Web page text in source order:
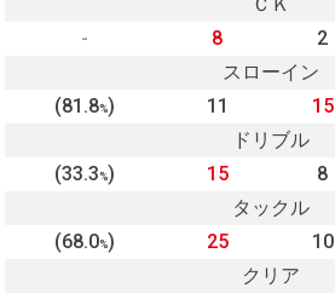
-
8 2
スローイン
(81.8%) 11 15
ドリブル
(33.3%) 15 8
タックル
(68.0%) 25 10
クリア